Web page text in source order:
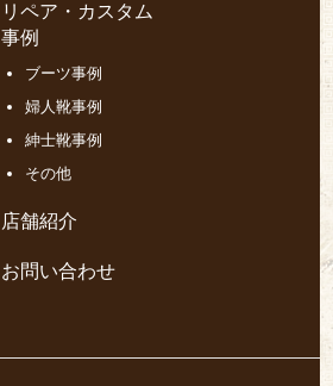
リペア・カスタム
事例
ブーツ事例
婦人靴事例
紳士靴事例
その他
店舗紹介
お問い合わせ